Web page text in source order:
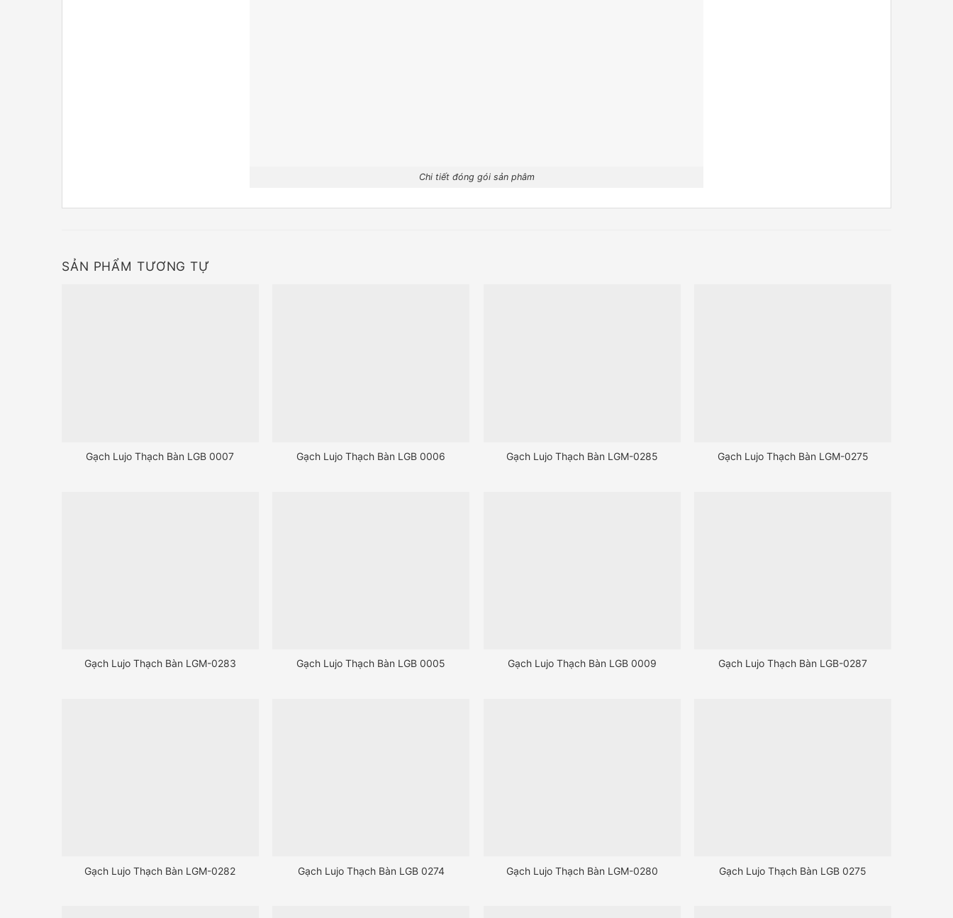
Chi tiết đóng gói sản phâm
SẢN PHẨM TƯƠNG TỰ
Gạch Lujo Thạch Bàn LGB 0007 Gạch Lujo Thạch Bàn LGB 0006 Gạch Lujo Thạch Bàn LGM-0285 Gạch Lujo Thạch Bàn LGM-0275
Gạch Lujo Thạch Bàn LGM-0283 Gạch Lujo Thạch Bàn LGB 0005 Gạch Lujo Thạch Bàn LGB 0009 Gạch Lujo Thạch Bàn LGB-0287
Gạch Lujo Thạch Bàn LGM-0282 Gạch Lujo Thạch Bàn LGB 0274 Gạch Lujo Thạch Bàn LGM-0280 Gạch Lujo Thạch Bàn LGB 0275